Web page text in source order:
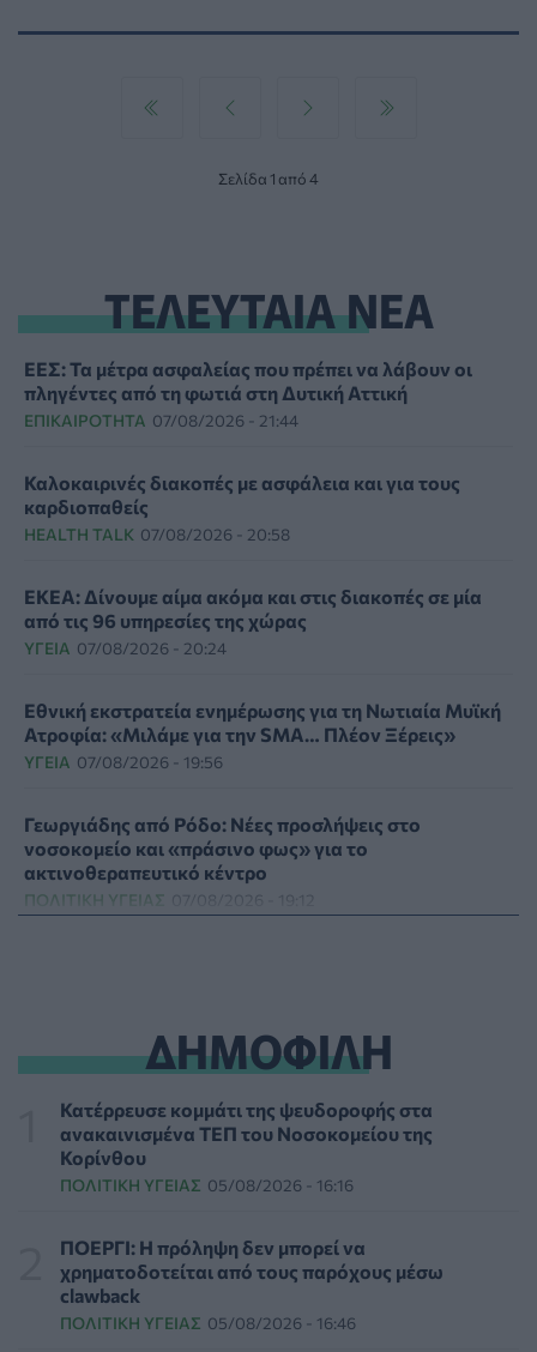
Σελίδα 1 από 4
ΤΕΛΕΥΤΑΙΑ ΝΕΑ
ΕΕΣ: Τα μέτρα ασφαλείας που πρέπει να λάβουν οι
πληγέντες από τη φωτιά στη Δυτική Αττική
ΕΠΙΚΑΙΡΌΤΗΤΑ 07/08/2026 - 21:44
Καλοκαιρινές διακοπές με ασφάλεια και για τους
καρδιοπαθείς
HEALTH TALK 07/08/2026 - 20:58
ΕΚΕΑ: Δίνουμε αίμα ακόμα και στις διακοπές σε μία
από τις 96 υπηρεσίες της χώρας
ΥΓΕΊΑ 07/08/2026 - 20:24
Εθνική εκστρατεία ενημέρωσης για τη Νωτιαία Μυϊκή
Ατροφία: «Μιλάμε για την SMA… Πλέον Ξέρεις»
ΥΓΕΊΑ 07/08/2026 - 19:56
Γεωργιάδης από Ρόδο: Νέες προσλήψεις στο
νοσοκομείο και «πράσινο φως» για το
ακτινοθεραπευτικό κέντρο
ΠΟΛΙΤΙΚΉ ΥΓΕΊΑΣ 07/08/2026 - 19:12
Τι μπορεί να μας διδάξει η νέα ταινία του Spider-Man
για την απώλεια και το πένθος
ΨΥΧΙΚΉ ΥΓΕΊΑ 07/08/2026 - 18:11
Επιπλέον πόροι 12,5 εκατ. ευρώ στις Περιφέρειες για
ΕΠΙΚΑΙΡΌΤΗΤΑ 07/08/2026 - 17:42
Συναγερμός στις ΗΠΑ για φονικό μύκητα που αντέχει
και στα φάρμακα
ΔΗΜΟΦΙΛΗ
Κατέρρευσε κομμάτι της ψευδοροφής στα
ανακαινισμένα ΤΕΠ του Νοσοκομείου της
Κορίνθου
ΠΟΛΙΤΙΚΉ ΥΓΕΊΑΣ 05/08/2026 - 16:16
ΠΟΕΡΓΙ: Η πρόληψη δεν μπορεί να
χρηματοδοτείται από τους παρόχους μέσω
clawback
ΠΟΛΙΤΙΚΉ ΥΓΕΊΑΣ 05/08/2026 - 16:46